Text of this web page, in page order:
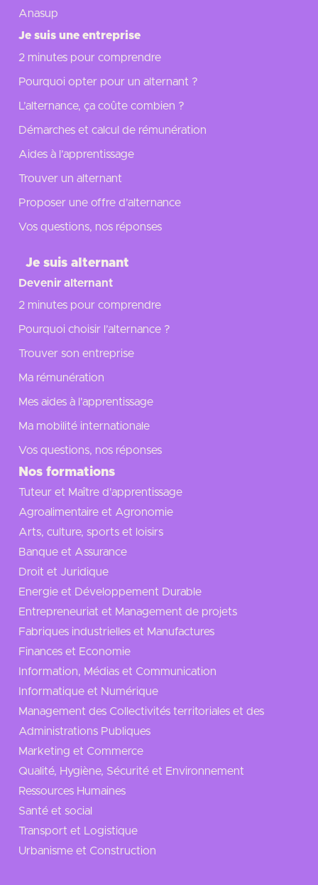
Anasup
Je suis une entreprise
2 minutes pour comprendre
Pourquoi opter pour un alternant ?
L’alternance, ça coûte combien ?
Démarches et calcul de rémunération
Aides à l’apprentissage
Trouver un alternant
Proposer une offre d’alternance
Vos questions, nos réponses
Je suis alternant
Devenir alternant
2 minutes pour comprendre
Pourquoi choisir l’alternance ?
Trouver son entreprise
Ma rémunération
Mes aides à l'apprentissage
Ma mobilité internationale
Vos questions, nos réponses
Nos formations
Tuteur et Maître d'apprentissage
Agroalimentaire et Agronomie
Arts, culture, sports et loisirs
Banque et Assurance
Droit et Juridique
Energie et Développement Durable
Entrepreneuriat et Management de projets
Fabriques industrielles et Manufactures
Finances et Economie
Information, Médias et Communication
Informatique et Numérique
Management des Collectivités territoriales et des
Administrations Publiques
Marketing et Commerce
Qualité, Hygiène, Sécurité et Environnement
Ressources Humaines
Santé et social
Transport et Logistique
Urbanisme et Construction